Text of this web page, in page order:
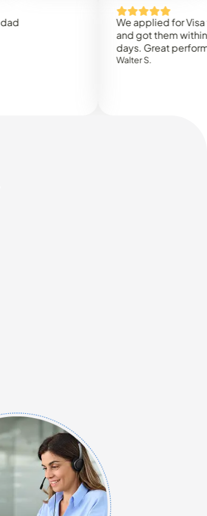
We applied for Visa to
and got them within 3
days. Great performance!
Walter S.